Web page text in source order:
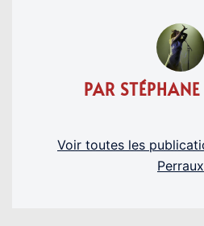
PAR
Voir toutes les
Perraux